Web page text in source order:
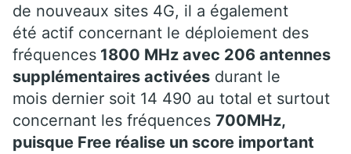
de nouveaux sites 4G, il a également
été actif concernant le déploiement des
fréquences 1800 MHz avec 206 antennes
supplémentaires activées durant le
mois dernier soit 14 490 au total et surtout
concernant les fréquences 700MHz,
puisque Free réalise un score important